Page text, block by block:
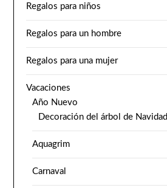
Regalos para niños
Regalos para un hombre
Regalos para una mujer
Vacaciones
Año Nuevo
Decoración del árbol de Navidad
Aquagrim
Carnaval